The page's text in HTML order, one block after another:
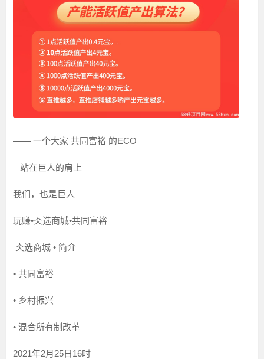
—— 一个大家 共同富裕 的ECO
站在巨人的肩上
我们，也是巨人
玩赚•仌选商城•共同富裕
仌选商城 • 简介
• 共同富裕
• 乡村振兴
• 混合所有制改革
2021年2月25日16时